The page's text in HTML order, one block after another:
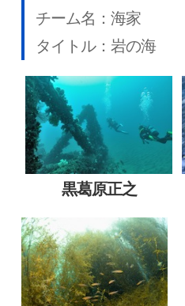
チーム名：海家
タイトル：岩の海
黒葛原正之